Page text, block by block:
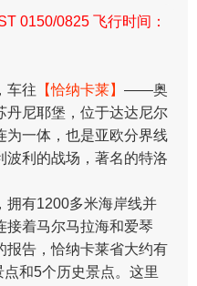
0150/0825 飞行时间：
车往 【恰纳卡莱】 ――奥
丹尼耶堡，位于达达尼尔
为一体，也是亚欧分界线
波利的战场，著名的特洛
拥有1200多米海岸线并
接着马尔马拉海和爱琴
报告，恰纳卡莱省大约有
和5个历史景点。这里